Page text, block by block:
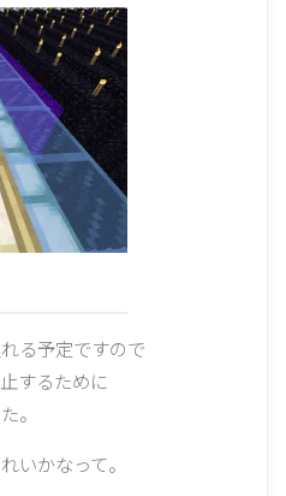
る予定ですので
するために
。
いかなって。